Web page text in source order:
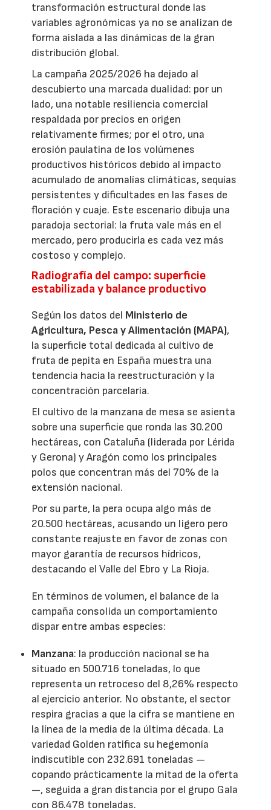
transformación estructural donde las
variables agronómicas ya no se analizan de
forma aislada a las dinámicas de la gran
distribución global.
La campaña 2025/2026 ha dejado al
descubierto una marcada dualidad: por un
lado, una notable resiliencia comercial
respaldada por precios en origen
relativamente firmes; por el otro, una
erosión paulatina de los volúmenes
productivos históricos debido al impacto
acumulado de anomalías climáticas, sequías
persistentes y dificultades en las fases de
floración y cuaje. Este escenario dibuja una
paradoja sectorial: la fruta vale más en el
mercado, pero producirla es cada vez más
costoso y complejo.
Radiografía del campo: superficie
estabilizada y balance productivo
Según los datos del Ministerio de
Agricultura, Pesca y Alimentación (MAPA),
la superficie total dedicada al cultivo de
fruta de pepita en España muestra una
tendencia hacia la reestructuración y la
concentración parcelaria.
El cultivo de la manzana de mesa se asienta
sobre una superficie que ronda las 30.200
hectáreas, con Cataluña (liderada por Lérida
y Gerona) y Aragón como los principales
polos que concentran más del 70% de la
extensión nacional.
Por su parte, la pera ocupa algo más de
20.500 hectáreas, acusando un ligero pero
constante reajuste en favor de zonas con
mayor garantía de recursos hídricos,
destacando el Valle del Ebro y La Rioja.
En términos de volumen, el balance de la
campaña consolida un comportamiento
dispar entre ambas especies:
Manzana: la producción nacional se ha
situado en 500.716 toneladas, lo que
representa un retroceso del 8,26% respecto
al ejercicio anterior. No obstante, el sector
respira gracias a que la cifra se mantiene en
la línea de la media de la última década. La
variedad Golden ratifica su hegemonía
indiscutible con 232.691 toneladas —
copando prácticamente la mitad de la oferta
—, seguida a gran distancia por el grupo Gala
con 86.478 toneladas.